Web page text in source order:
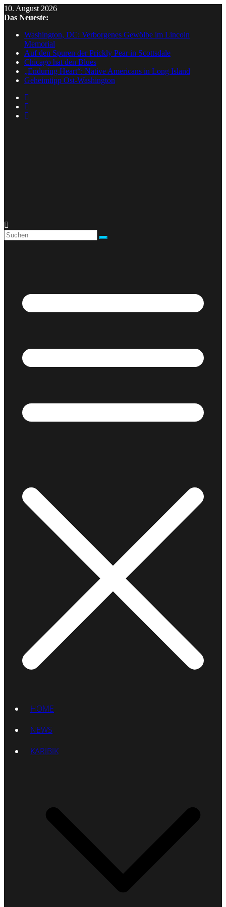
Skip
to
10. August 2026
Das Neueste:
Washington, DC: Verborgenes Gewölbe im Lincoln
Memorial
Auf den Spuren der Prickly Pear in Scottsdale
Chicago hat den Blues
„Enduring Heart“: Native Americans in Long Island
Geheimtipp Ost-Washington
HOME
NEWS
KARIBIK